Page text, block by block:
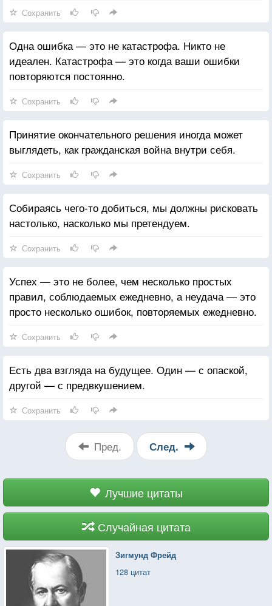
Сохранить
Одна ошибка — это не катастрофа. Никто не
идеален. Катастрофа — это когда ваши ошибки
повторяются постоянно.
Сохранить
Принятие окончательного решения иногда может
выглядеть, как гражданская война внутри себя.
Сохранить
Собираясь чего-то добиться, мы должны рисковать
настолько, насколько мы претендуем.
Сохранить
Успех — это не более, чем несколько простых
правил, соблюдаемых ежедневно, а неудача — это
просто несколько ошибок, повторяемых ежедневно.
Сохранить
Есть два взгляда на будущее. Один — с опаской,
другой — с предвкушением.
Сохранить
Пред. След.
Лучшие цитаты
Случайная цитата
Зигмунд Фрейд
128 цитат